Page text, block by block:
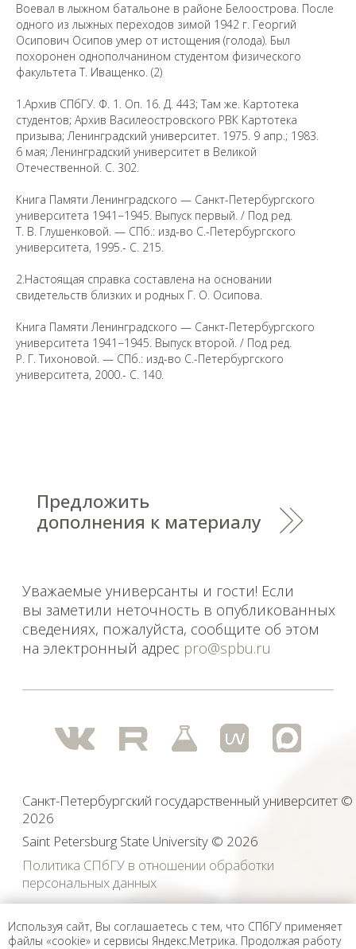
Воевал в лыжном батальоне в районе Белоострова. После
одного из лыжных переходов зимой 1942 г. Георгий
Осипович Осипов умер от истощения (голода). Был
похоронен однополчанином студентом физического
факультета Т. Иващенко. (2)
1.Архив СПбГУ. Ф. 1. Оп. 16. Д. 443; Там же. Картотека
студентов; Архив Василеостровского РВК Картотека
призыва; Ленинградский университет. 1975. 9 апр.; 1983.
6 мая; Ленинградский университет в Великой
Отечественной. С. 302.
Книга Памяти Ленинградского — Санкт-Петербургского
университета 1941−1945. Выпуск первый. / Под ред.
Т. В. Глушенковой. — СПб.: изд-во С.-Петербургского
университета, 1995.- С. 215.
2.Настоящая справка составлена на основании
свидетельств близких и родных Г. О. Осипова.
Книга Памяти Ленинградского — Санкт-Петербургского
университета 1941−1945. Выпуск второй. / Под ред.
Р. Г. Тихоновой. — СПб.: изд-во С.-Петербургского
университета, 2000.- С. 140.
Предложить
дополнения к материалу
опубликованы архивные материалы с упоминанием
физических и юридических лиц, включенных
Министерством юстиции Российской Федерации в реестр
иностранных агентов, а также организаций, признанных
экстремистскими и запрещенных на территории
Российской Федерации.
Политика СПбГУ в отношении обработки
персональных данных
Уважаемые универсанты и гости! Если
сведениях, пожалуйста, сообщите об этом
на электронный адресpro@spbu.ru
Санкт-Петербургский государственный университет©
2026
Используя сайт, Вы соглашаетесь с тем, что СПбГУ применяет
файлы «cookie» и сервисы Яндекс.Метрика. Продолжая работу